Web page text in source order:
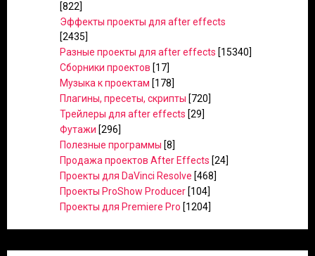
[822]
Эффекты проекты для after effects
[2435]
Разные проекты для after effects [15340]
Сборники проектов [17]
Музыка к проектам [178]
Плагины, пресеты, скрипты [720]
Трейлеры для after effects [29]
Футажи [296]
Полезные программы [8]
Продажа проектов After Effects [24]
Проекты для DaVinci Resolve [468]
Проекты ProShow Producer [104]
Проекты для Premiere Pro [1204]